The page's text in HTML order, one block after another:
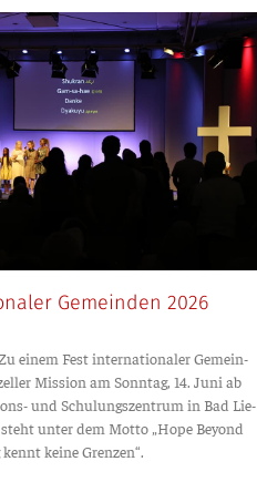
Gemeinden 2026
einem Fest inter­na­tio­na­ler Gemein­
Mis­si­on am Sonn­tag, 14. Juni ab
und Schu­lungs­zen­trum in Bad Lie­
unter dem Mot­to „Hope Bey­ond
kei­ne Grenzen“.